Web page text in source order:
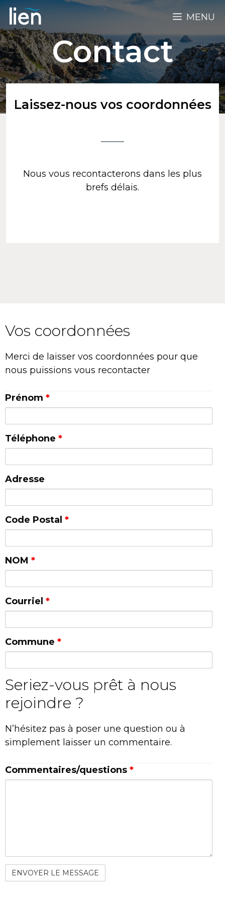
MENU
Contact
Laissez-nous vos coordonnées
Nous vous recontacterons dans les plus
brefs délais.
Vos coordonnées
Merci de laisser vos coordonnées pour que
nous puissions vous recontacter
Prénom *
Téléphone *
Adresse
Code Postal *
NOM *
Courriel *
Commune *
Seriez-vous prêt à nous
rejoindre ?
N’hésitez pas à poser une question ou à
simplement laisser un commentaire.
Commentaires/questions *